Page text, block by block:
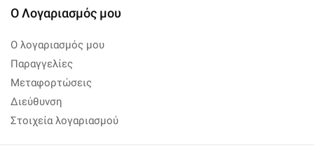
Ο Λογαριασμός μου
Ο λογαριασμός μου
Παραγγελίες
Μεταφορτώσεις
Διεύθυνση
Στοιχεία λογαριασμού